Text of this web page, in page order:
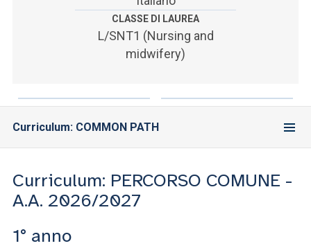
YOU ARE A FACULTY MEMBER OR STAFF MEMBER
CLASSE DI LAUREA
L/SNT1 (Nursing and
midwifery)
Curriculum: COMMON PATH
Curriculum: PERCORSO COMUNE -
A.A. 2026/2027
1° anno